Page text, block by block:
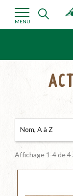
MENU
Nom, A à Z
Affichage 1-4 de 4